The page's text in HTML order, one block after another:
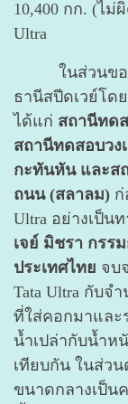
10,400 กก. (ไ
Ultra
ในส่วนของก
ธานีสปีดเวย์โด
ได้แก่ สถานีทด
สถานีทดสอบวง
กะทันหัน และส
ถนน (สลาลม) ก่
Ultra อย่างเป็น
เจย์ มิชรา กรร
ประเทศไทย จบ
Tata Ultra กับจ
ที่ใส่คอกมาแล
น้ำเปล่ากับน้ำห
เทียบกัน ในส่วน
ขนาดกลางเป็น